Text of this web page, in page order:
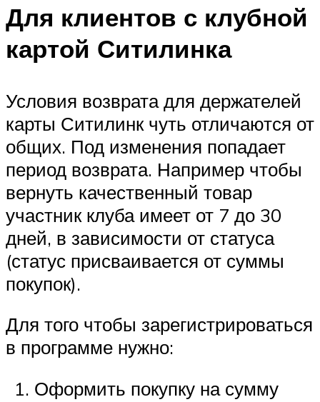
Для клиентов с клубной
картой Ситилинка
Условия возврата для держателей
карты Ситилинк чуть отличаются от
общих. Под изменения попадает
период возврата. Например чтобы
вернуть качественный товар
участник клуба имеет от 7 до 30
дней, в зависимости от статуса
(статус присваивается от суммы
покупок).
Для того чтобы зарегистрироваться
в программе нужно:
Оформить покупку на сумму